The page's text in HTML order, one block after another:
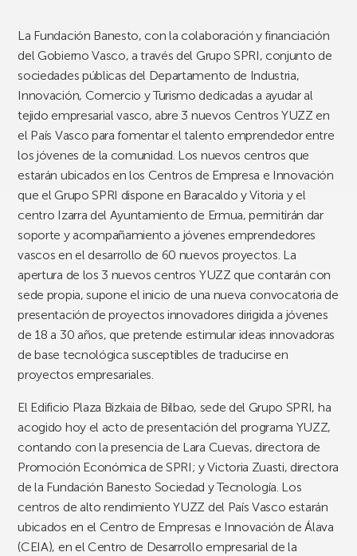
La Fundación Banesto, con la colaboración y financiación
del Gobierno Vasco, a través del Grupo SPRI, conjunto de
sociedades públicas del Departamento de Industria,
Innovación, Comercio y Turismo dedicadas a ayudar al
tejido empresarial vasco, abre 3 nuevos Centros YUZZ en
el País Vasco para fomentar el talento emprendedor entre
los jóvenes de la comunidad. Los nuevos centros que
estarán ubicados en los Centros de Empresa e Innovación
que el Grupo SPRI dispone en Baracaldo y Vitoria y el
centro Izarra del Ayuntamiento de Ermua, permitirán dar
soporte y acompañamiento a jóvenes emprendedores
vascos en el desarrollo de 60 nuevos proyectos. La
apertura de los 3 nuevos centros YUZZ que contarán con
sede propia, supone el inicio de una nueva convocatoria de
presentación de proyectos innovadores dirigida a jóvenes
de 18 a 30 años, que pretende estimular ideas innovadoras
de base tecnológica susceptibles de traducirse en
proyectos empresariales.
El Edificio Plaza Bizkaia de Bilbao, sede del Grupo SPRI, ha
acogido hoy el acto de presentación del programa YUZZ,
contando con la presencia de Lara Cuevas, directora de
Promoción Económica de SPRI; y Victoria Zuasti, directora
de la Fundación Banesto Sociedad y Tecnología. Los
centros de alto rendimiento YUZZ del País Vasco estarán
ubicados en el Centro de Empresas e Innovación de Álava
(CEIA), en el Centro de Desarrollo empresarial de la